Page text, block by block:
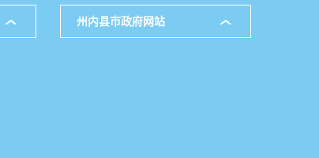
州内县市政府网站